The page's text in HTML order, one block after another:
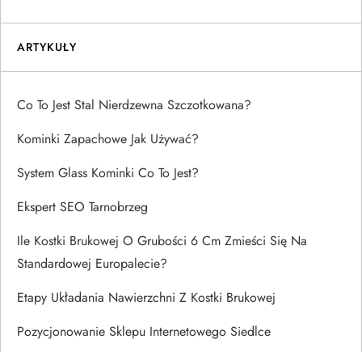
ARTYKUŁY
Co To Jest Stal Nierdzewna Szczotkowana?
Kominki Zapachowe Jak Używać?
System Glass Kominki Co To Jest?
Ekspert SEO Tarnobrzeg
Ile Kostki Brukowej O Grubości 6 Cm Zmieści Się Na
Standardowej Europalecie?
Etapy Układania Nawierzchni Z Kostki Brukowej
Pozycjonowanie Sklepu Internetowego Siedlce